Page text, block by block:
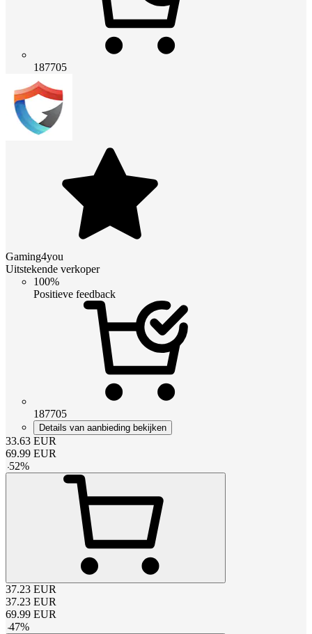
187705
Gaming4you
Uitstekende verkoper
100%
Positieve feedback
187705
Details van aanbieding bekijken
33.63 EUR
69.99 EUR
-52%
37.23 EUR
37.23 EUR
69.99 EUR
-47%